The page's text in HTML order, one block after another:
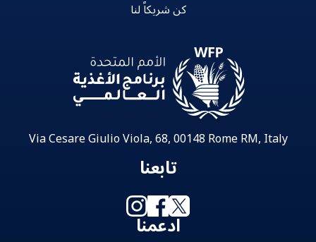
كن شريكاً لنا
Via Cesare Giulio Viola, 68, 00148 Rome RM, Italy
تابعنا
ادعمنا